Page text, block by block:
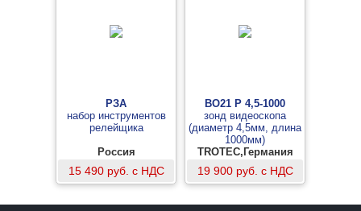
РЗА
набор инструментов
релейщика
Россия
15 490 руб. с НДС
BO21 P 4,5-1000
зонд видеоскопа
(диаметр 4,5мм, длина
1000мм)
TROTEC,Германия
19 900 руб. с НДС